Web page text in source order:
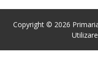
Copyright © 2026